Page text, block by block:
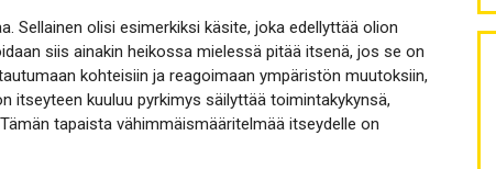
Sellainen olisi esimerkiksi käsite, joka edellyttää olion
siis ainakin heikossa mielessä pitää itsenä, jos se on
kohteisiin ja reagoimaan ympäristön muutoksiin,
itseyteen kuuluu pyrkimys säilyttää toimintakykynsä,
tapaista vähimmäismääritelmää itseydelle on